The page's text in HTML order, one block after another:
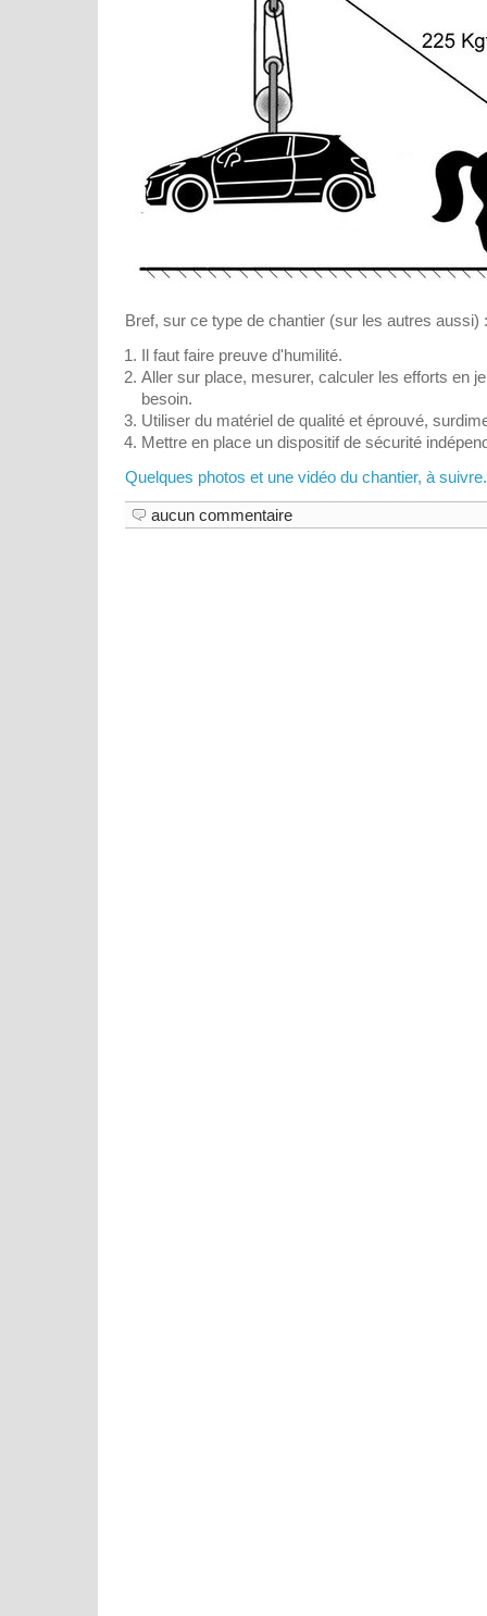
Bref, sur ce type de chantier (sur les autres aussi) :
Il faut faire preuve d'humilité.
Aller sur place, mesurer, calculer les efforts en
besoin.
Utiliser du matériel de qualité et éprouvé,
Mettre en place un dispositif de sécurité
Quelques photos et une vidéo du chantier, à
aucun commentaire